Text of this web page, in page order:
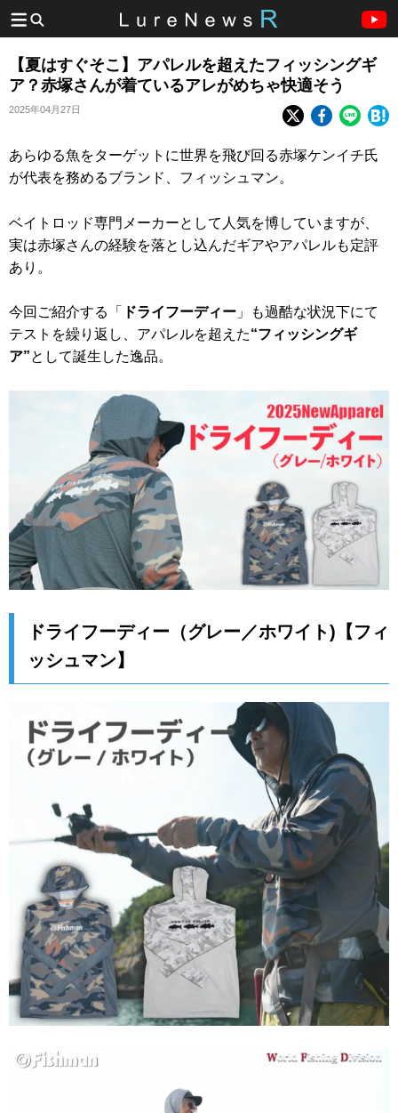
【夏はすぐそこ】アパレルを超えたフィッシングギ
ア？赤塚さんが着ているアレがめちゃ快適そう
2025年04月27日
あらゆる魚をターゲットに世界を飛び回る赤塚ケンイチ氏
が代表を務めるブランド、フィッシュマン。
ベイトロッド専門メーカーとして人気を博していますが、
実は赤塚さんの経験を落とし込んだギアやアパレルも定評
あり。
今回ご紹介する「 ドライフーディー 」も過酷な状況下にて
テストを繰り返し、アパレルを超えた“フィッシングギ
ア”として誕生した逸品。
ドライフーディー（グレー／ホワイト)【フィ
ッシュマン】